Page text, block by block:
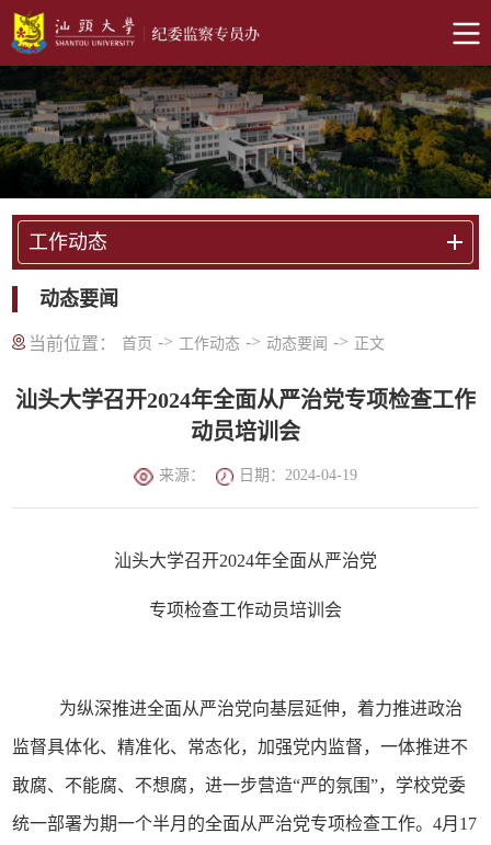
工作动态
动态要闻
当前位置： 首页 -> 工作动态 -> 动态要闻 -> 正文
汕头大学召开2024年全面从严治党专项检查工作
动员培训会
来源： 日期：2024-04-19
汕头大学召开2024年全面从严治党
专项检查工作动员培训会
为纵深推进全面从严治党向基层延伸，着力推进政治
监督具体化、精准化、常态化，加强党内监督，一体推进不
敢腐、不能腐、不想腐，进一步营造“严的氛围”， 学校党委
统一部署为期一个半月的全面从严治党专项检查工作。4月17